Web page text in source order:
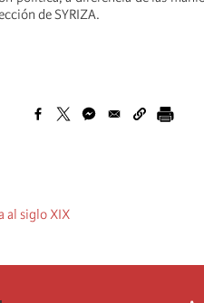
de SYRIZA.
al siglo XIX